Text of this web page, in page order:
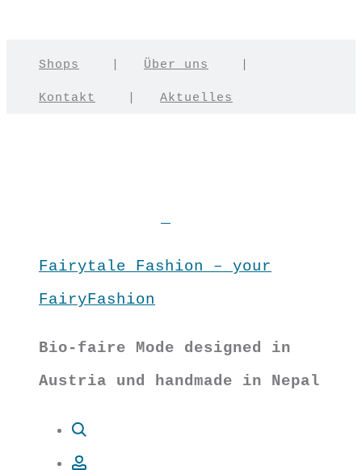
Shops Über uns
Kontakt Aktuelles
Fairytale Fashion – your
FairyFashion
Bio-faire Mode designed in
Austria und handmade in Nepal